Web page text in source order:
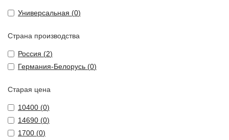
Универсальная (0)
Страна производства
Россия (2)
Германия-Белорусь (0)
Старая цена
10400 (0)
14690 (0)
1700 (0)